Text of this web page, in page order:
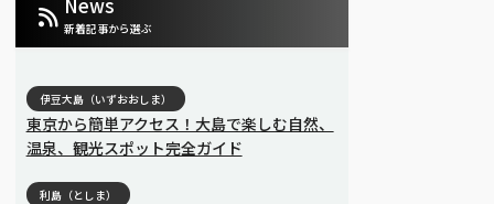
新着記事から選ぶ
伊豆大島（いずおおしま）
東京から簡単アクセス！大島で楽しむ自然、
温泉、観光スポット完全ガイド
利島（としま）